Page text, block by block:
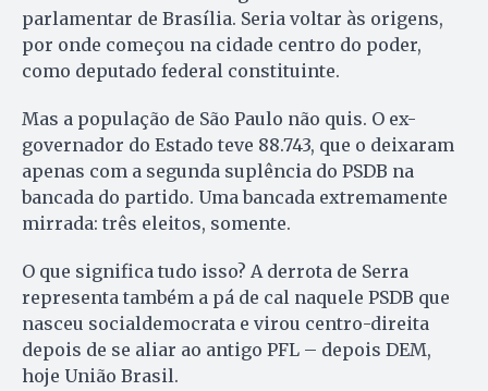
parlamentar de Brasília. Seria voltar às origens,
por onde começou na cidade centro do poder,
como deputado federal constituinte.
Mas a população de São Paulo não quis. O ex-
governador do Estado teve 88.743, que o deixaram
apenas com a segunda suplência do PSDB na
bancada do partido. Uma bancada extremamente
mirrada: três eleitos, somente.
O que significa tudo isso? A derrota de Serra
representa também a pá de cal naquele PSDB que
nasceu socialdemocrata e virou centro-direita
depois de se aliar ao antigo PFL – depois DEM,
hoje União Brasil.